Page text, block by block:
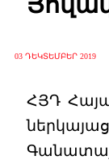
03 ԴԵԿՏԵՄԲԵՐ 2019
ՀՅԴ